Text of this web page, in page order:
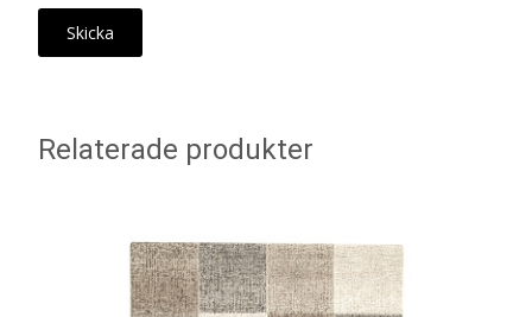
Relaterade produkter